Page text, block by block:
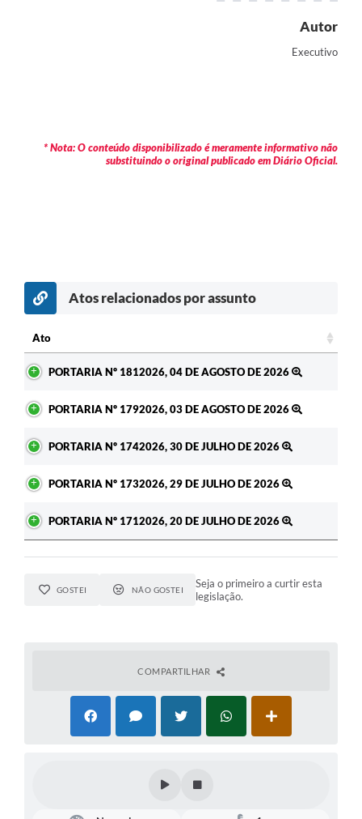
Autor
Executivo
* Nota: O conteúdo disponibilizado é meramente informativo não
substituindo o original publicado em Diário Oficial.
Atos relacionados por assunto
Ato
PORTARIA Nº 1812026, 04 DE AGOSTO DE 2026
PORTARIA Nº 1792026, 03 DE AGOSTO DE 2026
PORTARIA Nº 1742026, 30 DE JULHO DE 2026
PORTARIA Nº 1732026, 29 DE JULHO DE 2026
PORTARIA Nº 1712026, 20 DE JULHO DE 2026
GOSTEI NÃO GOSTEI
Seja o primeiro a curtir esta
legislação.
COMPARTILHAR